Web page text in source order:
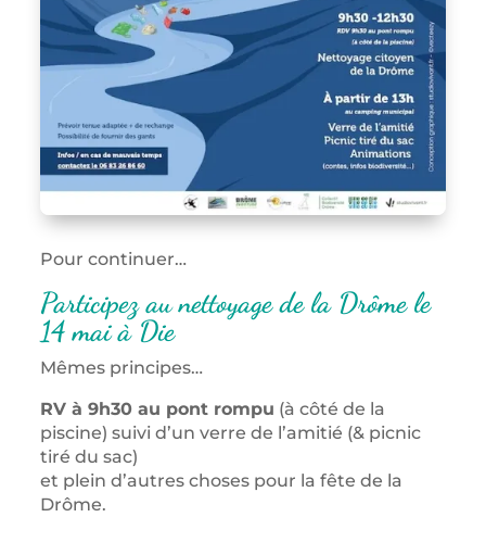
Pour continuer…
Participez au nettoyage de la Drôme le
14 mai à Die
Mêmes principes…
RV à 9h30 au pont rompu (à côté de la
piscine) suivi d’un verre de l’amitié (& picnic
tiré du sac)
et plein d’autres choses pour la fête de la
Drôme.